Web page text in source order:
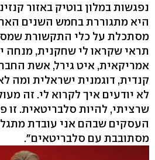
נפגשות במלון בוטיק באזור
היא מתגוררת בחמש השנים
מסתכלת על כלי התקשורת
תראי שקראו לי שחקנית, מנחה
אמריקאית, איט גירל, אשת
קנדית, דוגמנית ישראלית ומה
לא יודעים איך לקרוא לי. זה
שרציתי, להיות סלבריטאית.
העסקים שבהם אני עובדת
מסתובבת עם סלבריטאים".